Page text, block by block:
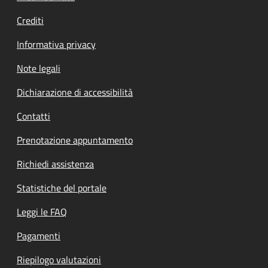
Crediti
Informativa privacy
Note legali
Dichiarazione di accessibilità
Contatti
Prenotazione appuntamento
Richiedi assistenza
Statistiche del portale
Leggi le FAQ
Pagamenti
Riepilogo valutazioni